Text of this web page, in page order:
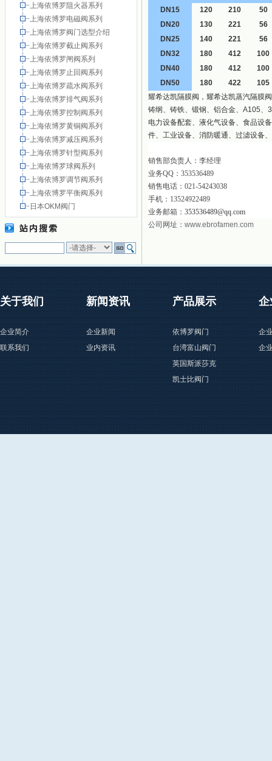
上海依博罗阻火器系列
上海依博罗电磁阀系列
上海依博罗阀门选型介绍
上海依博罗截止阀系列
上海依博罗闸阀系列
上海依博罗止回阀系列
上海依博罗疏水阀系列
上海依博罗排气阀系列
上海依博罗控制阀系列
上海依博罗黄铜阀系列
上海依博罗减压阀系列
上海依博罗针型阀系列
上海依博罗球阀系列
上海依博罗调节阀系列
上海依博罗平衡阀系列
日本OKM阀门
DN15
120 210
50
DN20
130 221
56
DN25
140 221
56
DN32
180 412
100
DN40
180 412
100
DN50
180 422
105
耀希达凯隔膜阀，耀希达凯蒸汽隔膜
铸纲、铸铁、锻钢、铝合金、A105、
电力设备配套、液化气设备、食品设
件、工业设备、消防暖通、过滤设备
销售部负责人：李经理
业务QQ ： 353536489
销售电话：021-54243038
手机： 13524922489
业务邮箱： 353536489@qq.com
公司网址： www.ebrofamen.com
关于我们
企业简介
联系我们
新闻资讯
企业新闻
业内资讯
产品展示
依博罗阀门
台湾富山阀门
英国斯派莎克
凯士比阀门
企
企
企